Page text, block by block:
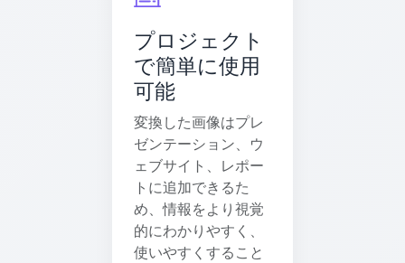
プロジェクト
で簡単に使用
可能
変換した画像はプレ
ゼンテーション、ウ
ェブサイト、レポー
トに追加できるた
め、情報をより視覚
的にわかりやすく、
使いやすくすること